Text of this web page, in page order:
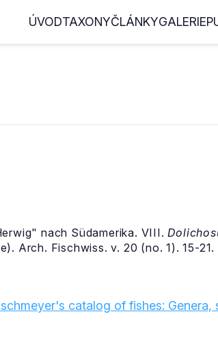
ÚVODTAXONYČLÁNKYGALERIE
nach Südamerika. VIII.
Arch. Fischwiss. v. 20 (no. 1). 15-21.
catalog of fishes: Genera,